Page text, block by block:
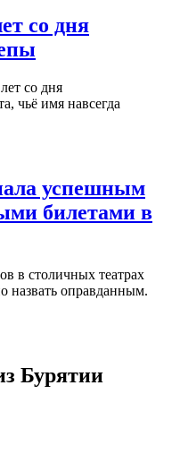
со дня
со дня
чьё имя навсегда
успешным
билетами в
в столичных театрах
назвать оправданным.
Бурятии